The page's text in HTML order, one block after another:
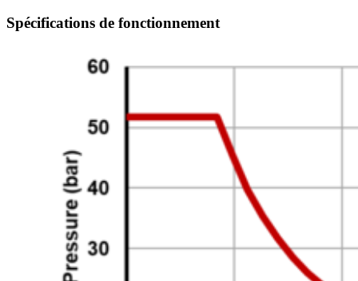
Spécifications de fonctionnement